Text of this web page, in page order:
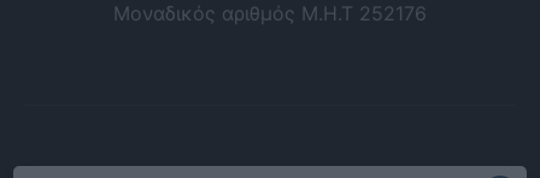
Μοναδικός αριθμός Μ.Η.Τ 252176